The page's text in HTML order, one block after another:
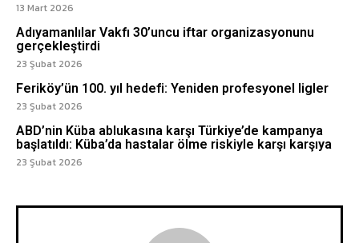
13 Mart 2026
Adıyamanlılar Vakfı 30’uncu iftar organizasyonunu
gerçekleştirdi
23 Şubat 2026
Feriköy’ün 100. yıl hedefi: Yeniden profesyonel ligler
23 Şubat 2026
ABD’nin Küba ablukasına karşı Türkiye’de kampanya
başlatıldı: Küba’da hastalar ölme riskiyle karşı karşıya
23 Şubat 2026